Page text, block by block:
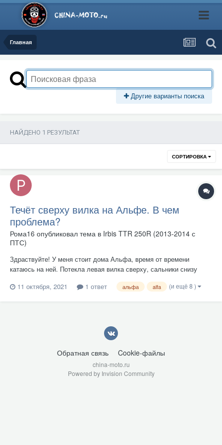
Главная
Другие варианты поиска
НАЙДЕНО 1 РЕЗУЛЬТАТ
СОРТИРОВКА
Течёт сверху вилка на Альфе. В чем
проблема?
Рома16 опубликовал тема в Irbis TTR 250R (2013-2014 с
ПТС)
Здраствуйте! У меня стоит дома Альфа, время от времени
катаюсь на ней. Потекла левая вилка сверху, сальники снизу
вилку на мопеде.
11 октября, 2021 1 ответ альфа alfa (и ещё 8 )
Обратная связь Cookie-файлы
china-moto.ru
Powered by Invision Community